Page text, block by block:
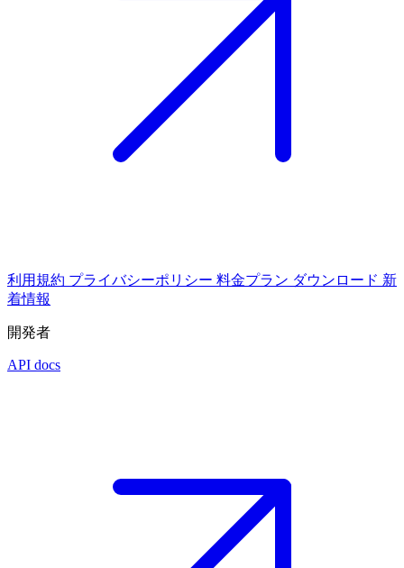
利用規約 プライバシーポリシー 料金プラン ダウンロード 新
着情報
開発者
API docs